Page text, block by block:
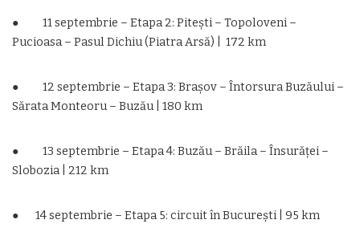
● 11 septembrie – Etapa 2: Pitești – Topoloveni –
Pucioasa – Pasul Dichiu (Piatra Arsă) | 172 km
● 12 septembrie – Etapa 3: Brașov – Întorsura Buzăului –
Sărata Monteoru – Buzău | 180 km
● 13 septembrie – Etapa 4: Buzău – Brăila – Însurăței –
Slobozia | 212 km
● 14 septembrie – Etapa 5: circuit în București | 95 km